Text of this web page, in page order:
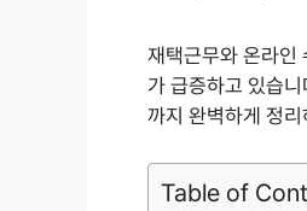
재택근무와 온라인
가 급증하고 있습
까지 완벽하게 정
Table of